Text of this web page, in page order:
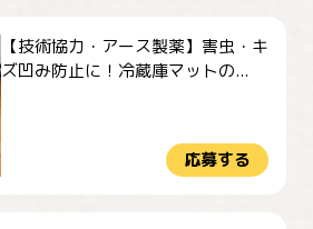
【技術協力・アース製薬】害虫・キ
ズ凹み防止に！冷蔵庫マットの...
応募する